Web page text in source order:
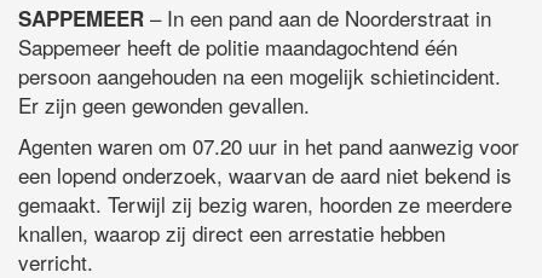
SAPPEMEER – In een pand aan de Noorderstraat in
Sappemeer heeft de politie maandagochtend één
persoon aangehouden na een mogelijk schietincident.
Er zijn geen gewonden gevallen.
Agenten waren om 07.20 uur in het pand aanwezig voor
een lopend onderzoek, waarvan de aard niet bekend is
gemaakt. Terwijl zij bezig waren, hoorden ze meerdere
knallen, waarop zij direct een arrestatie hebben
verricht.